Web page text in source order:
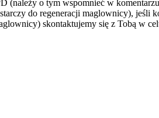
(należy o tym wspomnieć w
do regeneracji maglownicy), jeśli
skontaktujemy się z Tobą w